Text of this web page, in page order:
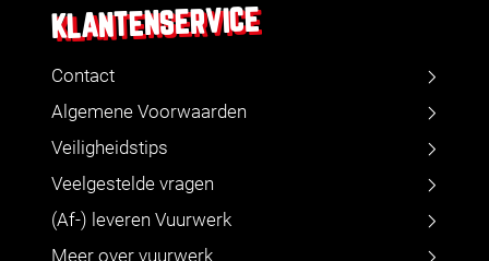
KLANTENSERVICE
Contact
Algemene Voorwaarden
Veiligheidstips
Veelgestelde vragen
(Af-) leveren Vuurwerk
Meer over vuurwerk